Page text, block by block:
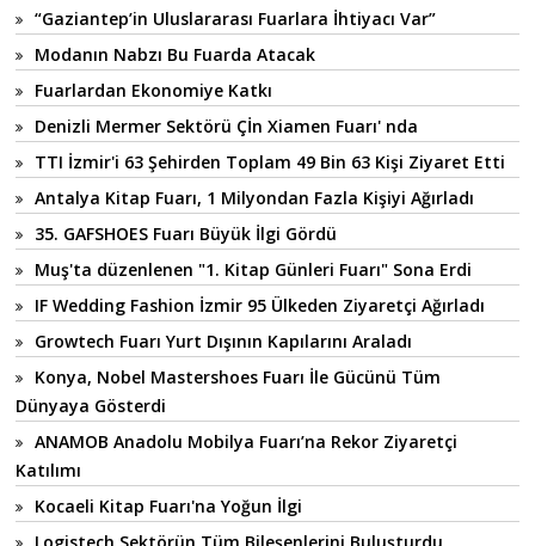
“Gaziantep’in Uluslararası Fuarlara İhtiyacı Var”
Modanın Nabzı Bu Fuarda Atacak
Fuarlardan Ekonomiye Katkı
Denizli Mermer Sektörü Çİn Xiamen Fuarı' nda
TTI İzmir'i 63 Şehirden Toplam 49 Bin 63 Kişi Ziyaret Etti
Antalya Kitap Fuarı, 1 Milyondan Fazla Kişiyi Ağırladı
35. GAFSHOES Fuarı Büyük İlgi Gördü
Muş'ta düzenlenen "1. Kitap Günleri Fuarı" Sona Erdi
IF Wedding Fashion İzmir 95 Ülkeden Ziyaretçi Ağırladı
Growtech Fuarı Yurt Dışının Kapılarını Araladı
Konya, Nobel Mastershoes Fuarı İle Gücünü Tüm
Dünyaya Gösterdi
ANAMOB Anadolu Mobilya Fuarı’na Rekor Ziyaretçi
Katılımı
Kocaeli Kitap Fuarı'na Yoğun İlgi
Logistech Sektörün Tüm Bileşenlerini Buluşturdu